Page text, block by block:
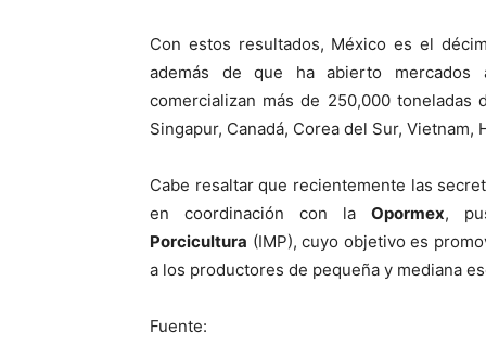
Con estos resultados, México es el
además de que ha abierto mercados
comercializan más de 250,000 toneladas
Singapur, Canadá, Corea del Sur, Vietnam,
Cabe resaltar que recientemente las
en coordinación con la Opormex,
Porcicultura (IMP), cuyo objetivo es
a los productores de pequeña y mediana
Fuente: